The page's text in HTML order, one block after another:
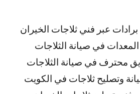
عبر فني ثلاجات الخيران
في صيانة الثلاجات
محترف في صيانة الثلاجات
وتصليح ثلاجات في الكويت